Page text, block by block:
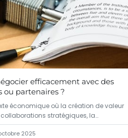
efficacement avec des
ou partenaires ?
économique où la création de valeur
stratégiques, la…
2025